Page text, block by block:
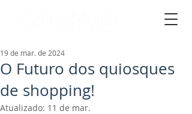
O Futuro dos quiosques
de shopping!
19 de mar. de 2024
Atualizado: 11 de mar.